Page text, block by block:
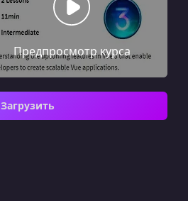
Предпросмотр курса
Загрузить